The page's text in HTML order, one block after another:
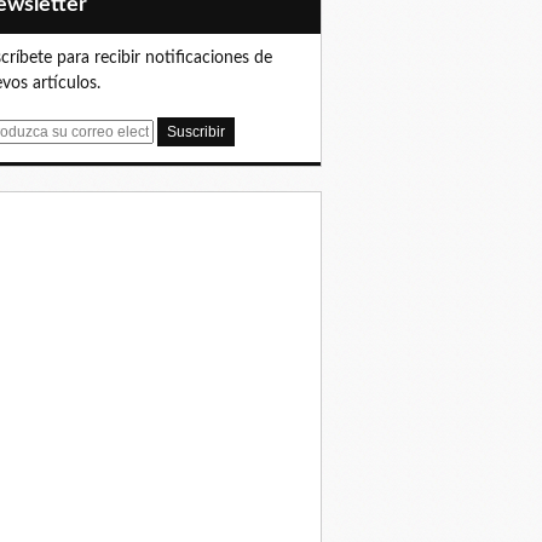
para recibir notificaciones de
artículos.